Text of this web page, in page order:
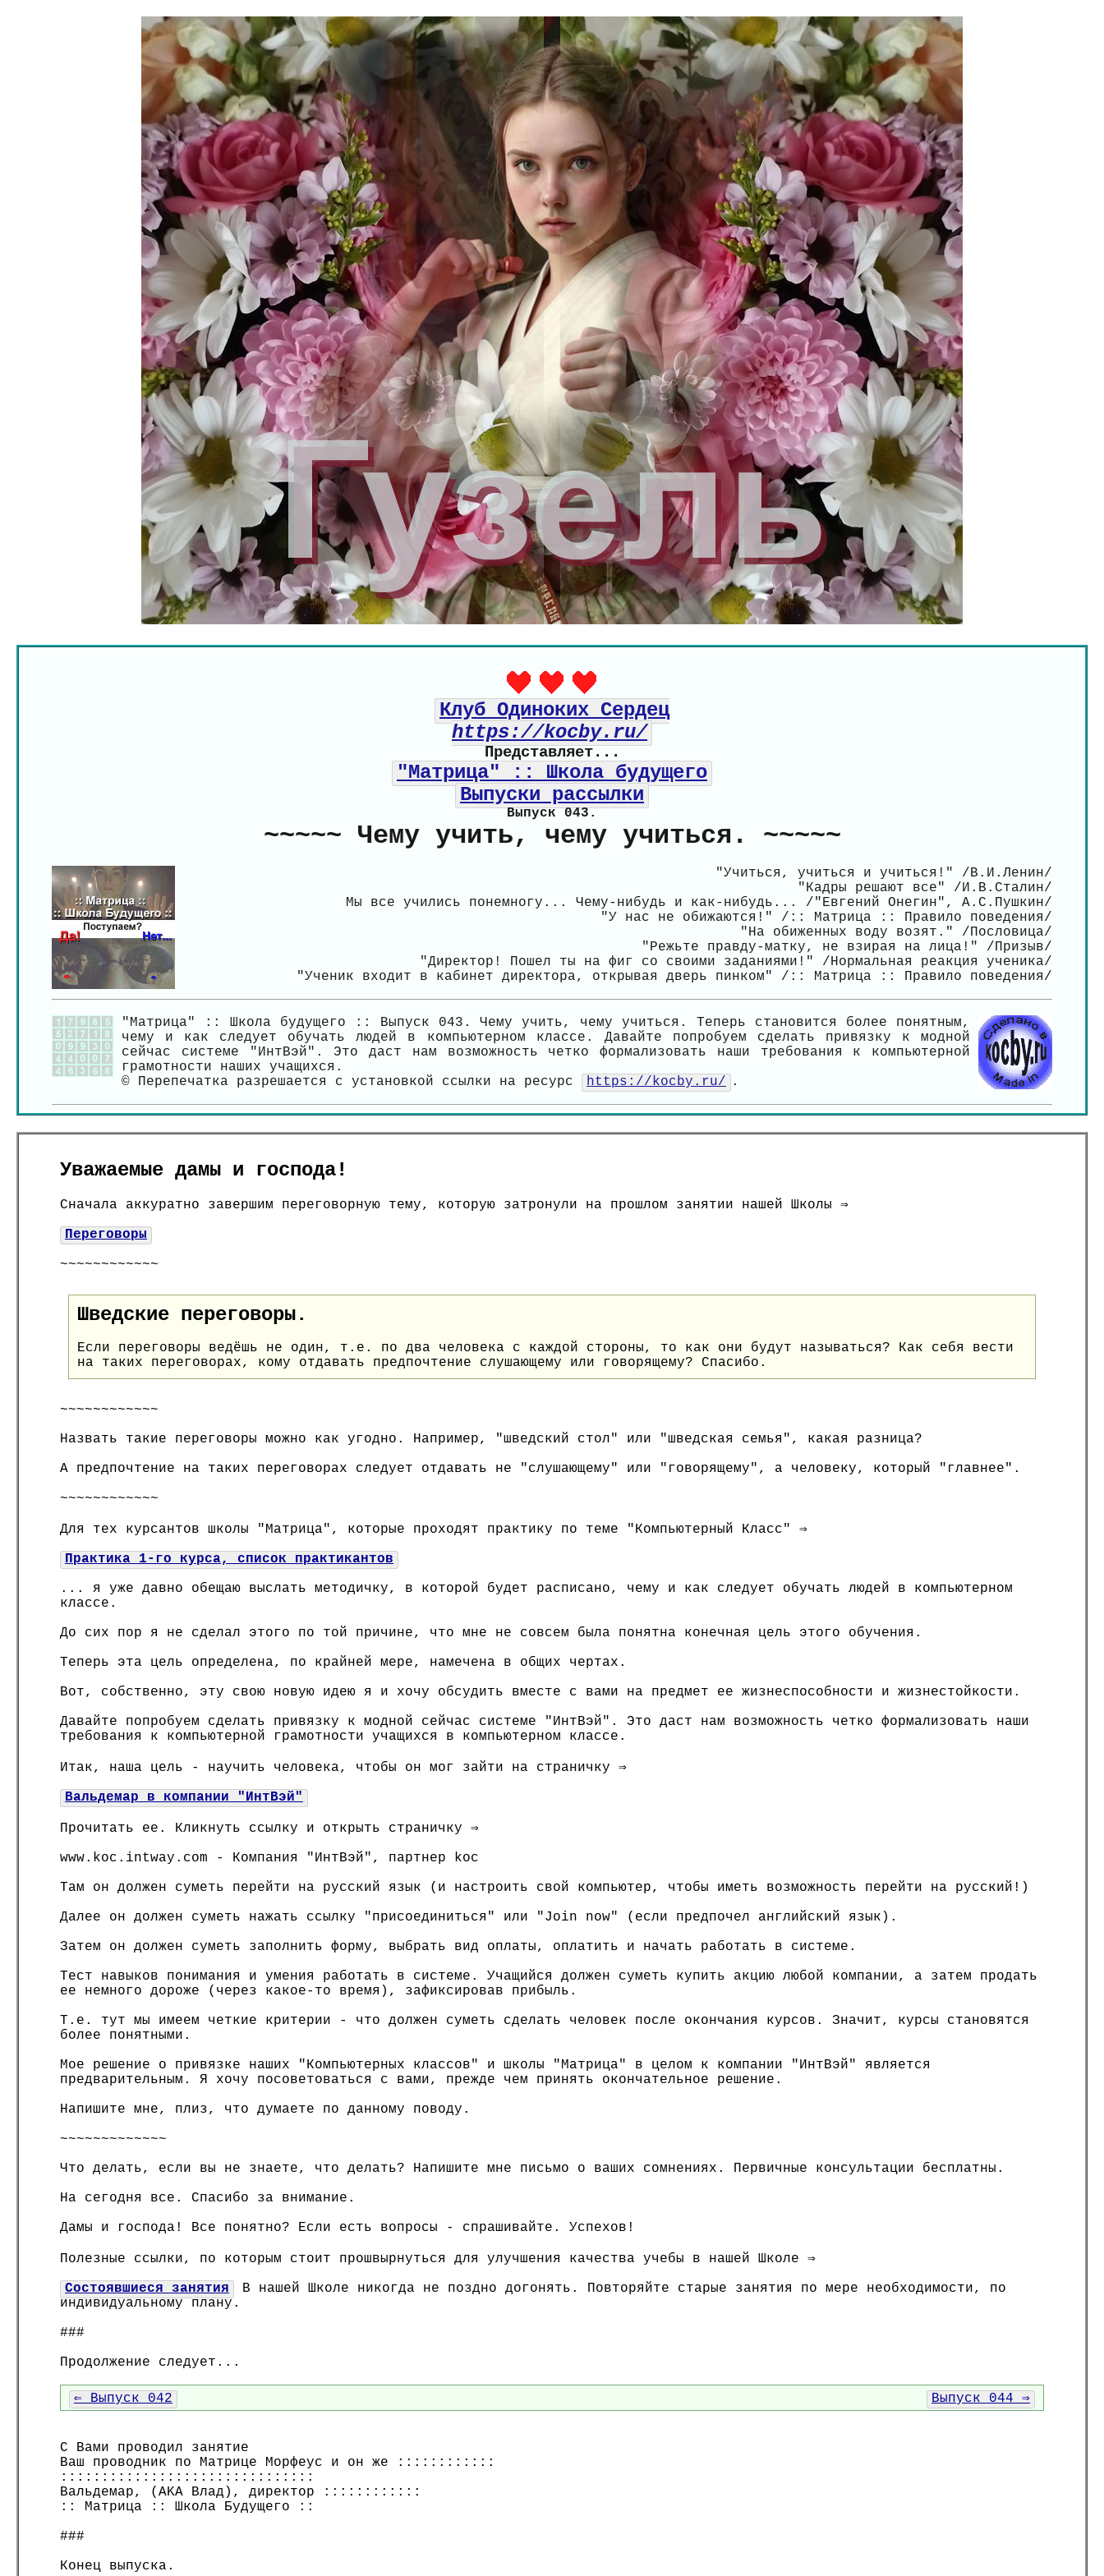
Клуб Одиноких Сердец
https://kocby.ru/
Представляет...
"Матрица" :: Школа будущего
Выпуски рассылки
Выпуск 043.
~~~~~ Чему учить, чему учиться. ~~~~~
"Учиться, учиться и учиться!" /В.И.Ленин/
"Кадры решают все" /И.В.Сталин/
Мы все учились понемногу... Чему-нибудь и как-нибудь... /"Евгений Онегин", А.С.Пушкин/
"У нас не обижаются!" /:: Матрица :: Правило поведения/
"На обиженных воду возят." /Пословица/
"Режьте правду-матку, не взирая на лица!" /Призыв/
"Директор! Пошел ты на фиг со своими заданиями!" /Нормальная реакция ученика/
"Ученик входит в кабинет директора, открывая дверь пинком" /:: Матрица :: Правило поведения/
"Матрица" :: Школа будущего :: Выпуск 043. Чему учить, чему учиться. Теперь становится более понятным,
чему и как следует обучать людей в компьютерном классе. Давайте попробуем сделать привязку к модной
сейчас системе "ИнтВэй". Это даст нам возможность четко формализовать наши требования к компьютерной
грамотности наших учащихся.
© Перепечатка разрешается с установкой ссылки на ресурс
https://kocby.ru/ .
Уважаемые дамы и господа!
Сначала аккуратно завершим переговорную тему, которую затронули на прошлом занятии нашей Школы ⇒
Переговоры
~~~~~~~~~~~~
Шведские переговоры.
Если переговоры ведёшь не один, т.е. по два человека с каждой стороны, то как они будут называться? Как себя вести
на таких переговорах, кому отдавать предпочтение слушающему или говорящему? Спасибо.
~~~~~~~~~~~~
Назвать такие переговоры можно как угодно. Например, "шведский стол" или "шведская семья", какая разница?
А предпочтение на таких переговорах следует отдавать не "слушающему" или "говорящему", а человеку, который "главнее".
~~~~~~~~~~~~
Для тех курсантов школы "Матрица", которые проходят практику по теме "Компьютерный Класс" ⇒
Практика 1-го курса, список практикантов
... я уже давно обещаю выслать методичку, в которой будет расписано, чему и как следует обучать людей в компьютерном
классе.
До сих пор я не сделал этого по той причине, что мне не совсем была понятна конечная цель этого обучения.
Теперь эта цель определена, по крайней мере, намечена в общих чертах.
Вот, собственно, эту свою новую идею я и хочу обсудить вместе с вами на предмет ее жизнеспособности и жизнестойкости.
Давайте попробуем сделать привязку к модной сейчас системе "ИнтВэй". Это даст нам возможность четко формализовать наши
требования к компьютерной грамотности учащихся в компьютерном классе.
Итак, наша цель - научить человека, чтобы он мог зайти на страничку ⇒
Вальдемар в компании "ИнтВэй"
Прочитать ее. Кликнуть ссылку и открыть страничку ⇒
www.koc.intway.com - Компания "ИнтВэй", партнер koc
Там он должен суметь перейти на русский язык (и настроить свой компьютер, чтобы иметь возможность перейти на русский!)
Далее он должен суметь нажать ссылку "присоединиться" или "Join now" (если предпочел английский язык).
Затем он должен суметь заполнить форму, выбрать вид оплаты, оплатить и начать работать в системе.
Тест навыков понимания и умения работать в системе. Учащийся должен суметь купить акцию любой компании, а затем продать
ее немного дороже (через какое-то время), зафиксировав прибыль.
Т.е. тут мы имеем четкие критерии - что должен суметь сделать человек после окончания курсов. Значит, курсы становятся
более понятными.
Мое решение о привязке наших "Компьютерных классов" и школы "Матрица" в целом к компании "ИнтВэй" является
предварительным. Я хочу посоветоваться с вами, прежде чем принять окончательное решение.
Напишите мне, плиз, что думаете по данному поводу.
~~~~~~~~~~~~~
Что делать, если вы не знаете, что делать? Напишите мне письмо о ваших сомнениях. Первичные консультации бесплатны.
На сегодня все. Спасибо за внимание.
Дамы и господа! Все понятно? Если есть вопросы - спрашивайте. Успехов!
Полезные ссылки, по которым стоит прошвырнуться для улучшения качества учебы в нашей Школе ⇒
Состоявшиеся занятия
В нашей Школе никогда не поздно догонять. Повторяйте старые занятия по мере необходимости, по
индивидуальному плану.
###
Продолжение следует...
⇐ Выпуск 042 Выпуск 044 ⇒
С Вами проводил занятие
Ваш проводник по Матрице Морфеус и он же ::::::::::::
:::::::::::::::::::::::::::::::
Вальдемар, (AKA Влад), директор ::::::::::::
:: Матрица :: Школа Будущего ::
###
Конец выпуска.